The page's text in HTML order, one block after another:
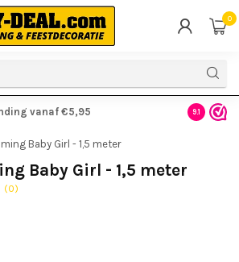
0
vanaf €5,95 Gratis
9.1
Baby Girl - 1,5 meter
Baby Girl - 1,5 meter
(0)